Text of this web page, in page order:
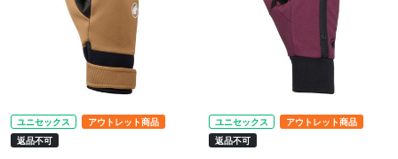
ユニセックス
アウトレット商品
返品不可
ユニセックス
アウトレット商品
返品不可